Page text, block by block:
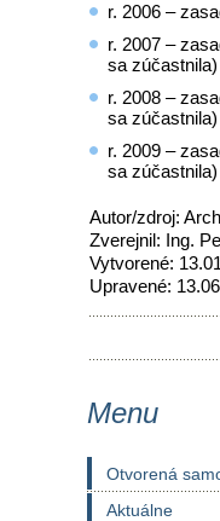
r. 2006 –
r. 2007 –
sa zúčastnila)
r. 2008 –
sa zúčastnila)
r. 2009 –
sa zúčastnila)
Autor/zdroj:
Zverejnil: Ing.
Vytvorené:
Upravené:
Menu
Otvorená
Aktuálne